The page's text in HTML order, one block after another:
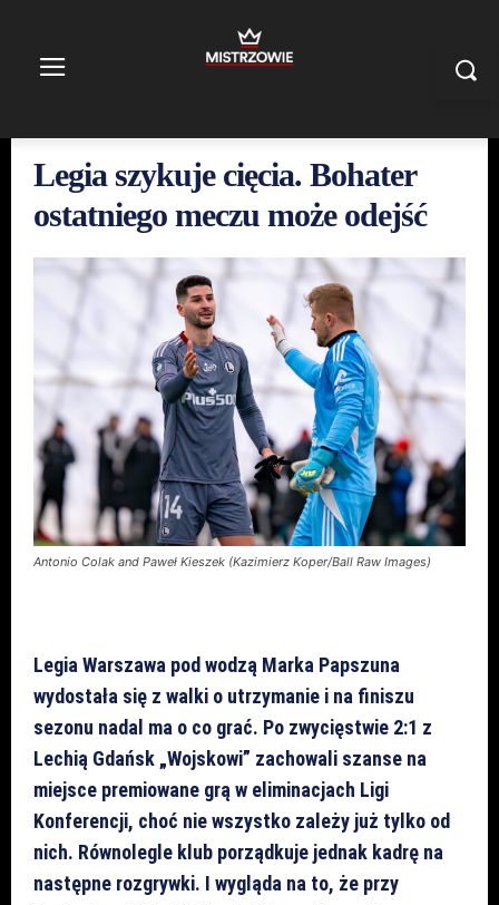
Legia szykuje cięcia. Bohater
ostatniego meczu może odejść
Antonio Colak and Paweł Kieszek (Kazimierz Koper/Ball Raw Images)
Legia Warszawa pod wodzą Marka Papszuna
wydostała się z walki o utrzymanie i na finiszu
sezonu nadal ma o co grać. Po zwycięstwie 2:1 z
Lechią Gdańsk „Wojskowi” zachowali szanse na
miejsce premiowane grą w eliminacjach Ligi
Konferencji, choć nie wszystko zależy już tylko od
nich. Równolegle klub porządkuje jednak kadrę na
następne rozgrywki. I wygląda na to, że przy